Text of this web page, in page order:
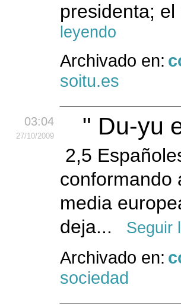
presidenta;
leyendo
Archivado en:
soitu.es
03:04
27/10/2009 " Du-yu
2,5
conformando
media
deja...
Seguir
Archivado en:
sociedad